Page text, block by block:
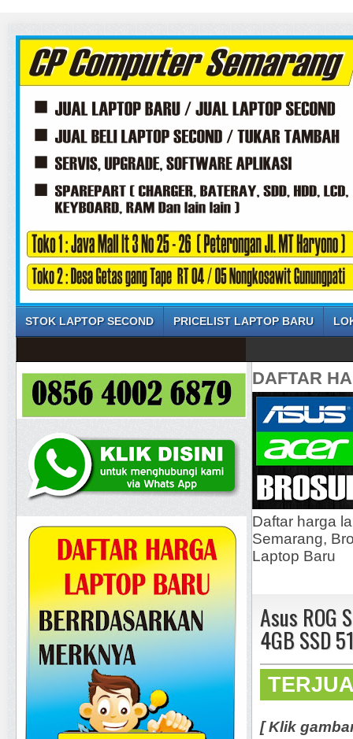
STOK LAPTOP SECOND PRICELIST LAPTOP BARU
DAFTAR
Daftar harga
Semarang,
Laptop Baru
Asus ROG
4GB SSD
[ Klik